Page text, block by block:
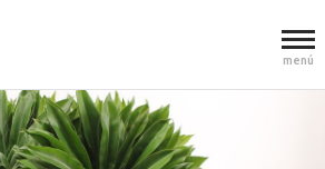
menú